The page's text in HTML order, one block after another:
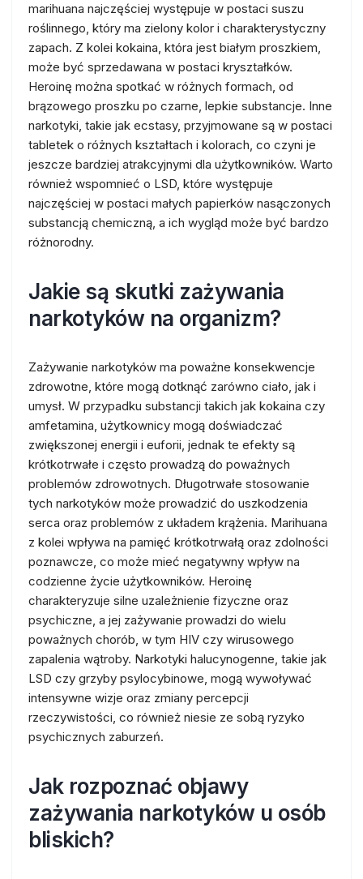
marihuana najczęściej występuje w postaci suszu
roślinnego, który ma zielony kolor i charakterystyczny
zapach. Z kolei kokaina, która jest białym proszkiem,
może być sprzedawana w postaci kryształków.
Heroinę można spotkać w różnych formach, od
brązowego proszku po czarne, lepkie substancje. Inne
narkotyki, takie jak ecstasy, przyjmowane są w postaci
tabletek o różnych kształtach i kolorach, co czyni je
jeszcze bardziej atrakcyjnymi dla użytkowników. Warto
również wspomnieć o LSD, które występuje
najczęściej w postaci małych papierków nasączonych
substancją chemiczną, a ich wygląd może być bardzo
różnorodny.
Jakie są skutki zażywania
narkotyków na organizm?
Zażywanie narkotyków ma poważne konsekwencje
zdrowotne, które mogą dotknąć zarówno ciało, jak i
umysł. W przypadku substancji takich jak kokaina czy
amfetamina, użytkownicy mogą doświadczać
zwiększonej energii i euforii, jednak te efekty są
krótkotrwałe i często prowadzą do poważnych
problemów zdrowotnych. Długotrwałe stosowanie
tych narkotyków może prowadzić do uszkodzenia
serca oraz problemów z układem krążenia. Marihuana
z kolei wpływa na pamięć krótkotrwałą oraz zdolności
poznawcze, co może mieć negatywny wpływ na
codzienne życie użytkowników. Heroinę
charakteryzuje silne uzależnienie fizyczne oraz
psychiczne, a jej zażywanie prowadzi do wielu
poważnych chorób, w tym HIV czy wirusowego
zapalenia wątroby. Narkotyki halucynogenne, takie jak
LSD czy grzyby psylocybinowe, mogą wywoływać
intensywne wizje oraz zmiany percepcji
rzeczywistości, co również niesie ze sobą ryzyko
psychicznych zaburzeń.
Jak rozpoznać objawy
zażywania narkotyków u osób
bliskich?